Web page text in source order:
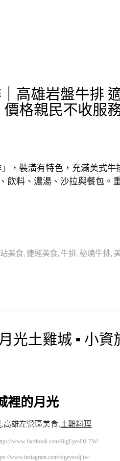
｜高雄岩盤牛排
格親民不收服
，裝潢有特色，充滿美式
飲料、濃湯、沙拉與餐包。
美食 捷運美食 牛排 秘燒牛排
光土雞城 ▪ 小
裡的月光
.高雄左營區美食.土雞料理
www.facebook.com/BigEyesDJ.TW/
www.instagram.com/bigeyesdj.tw/